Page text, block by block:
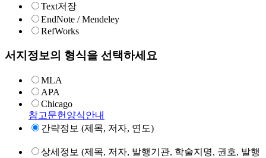
Text저장
EndNote / Mendeley
RefWorks
서지정보의 형식을 선택하세요
MLA
APA
Chicago
참고문헌양식안내
간략정보 (제목, 저자, 연도)
상세정보 (제목, 저자, 발행기관, 학술지명, 권호, 발행